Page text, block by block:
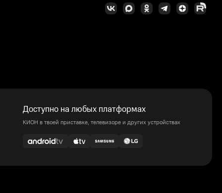
Доступно на любых платформах
КИОН в твоей приставке, телевизоре и других устройствах